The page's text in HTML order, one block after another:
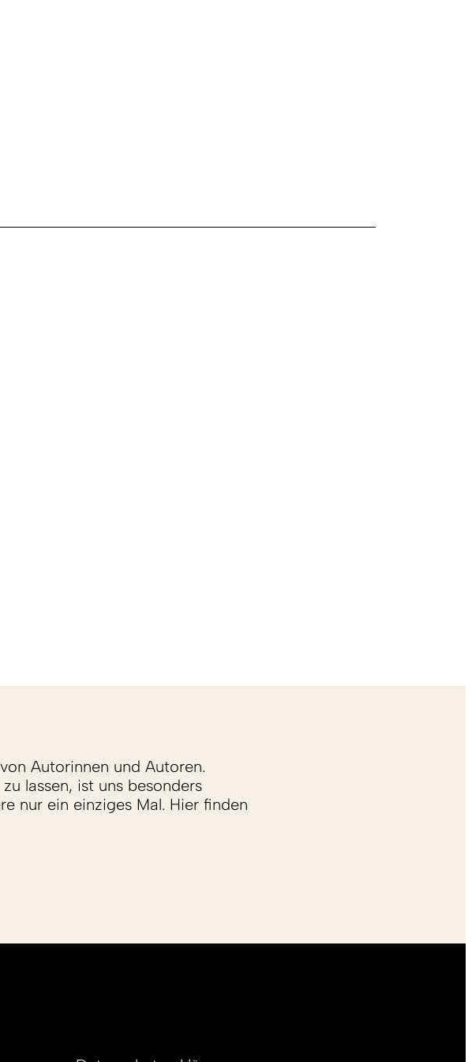
Autorinnen und Autoren.
lassen, ist uns besonders
nur ein einziges Mal. Hier finden